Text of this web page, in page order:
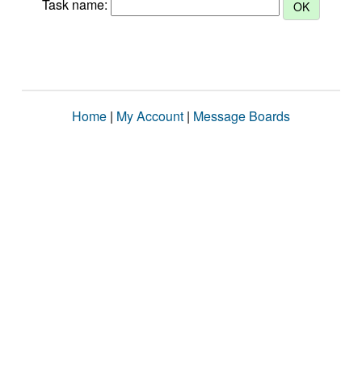
Task name:
Home | My Account | Message Boards